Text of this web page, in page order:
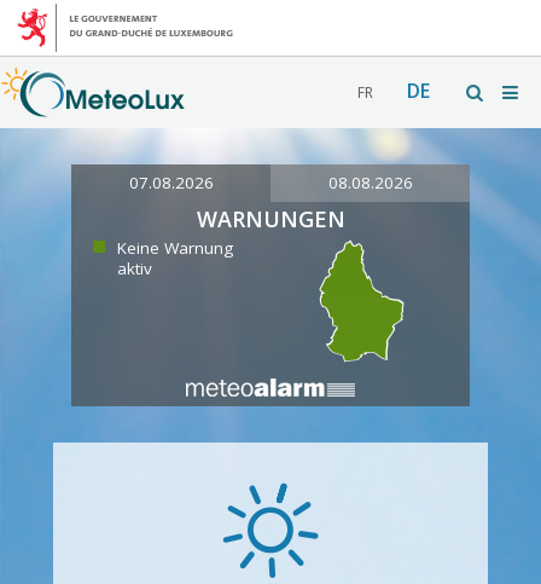
FR DE
07.08.2026 08.08.2026
WARNUNGEN
Keine Warnung
aktiv